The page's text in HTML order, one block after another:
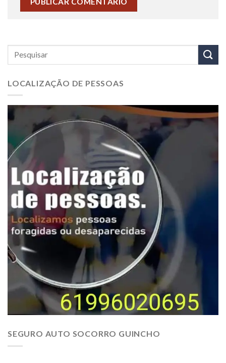
LOCALIZAÇÃO DE PESSOAS
SEGURO AUTO SOCORRO GUINCHO